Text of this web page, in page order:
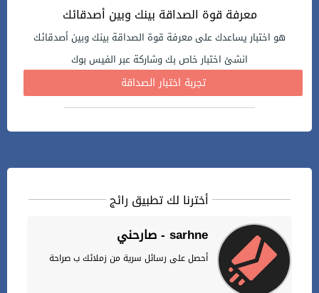
معرفة قوة الصداقة بينك وبين أصدقائك
هو اختبار يساعدك على معرفة قوة الصداقة بينك وبين أصدقائك
انشئ اختبار خاص بك وشاركة عبر الفيس بوك
تجربة اختبار الصداقة
أخترنا لك تطبيق رائج
صارحني - sarhne
أحصل على رسائل سرية من زملائك ب صراحة